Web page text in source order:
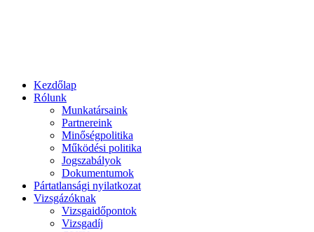
Kezdőlap
Rólunk
Munkatársaink
Partnereink
Minőségpolitika
Működési politika
Jogszabályok
Dokumentumok
Pártatlansági nyilatkozat
Vizsgázóknak
Vizsgaidőpontok
Vizsgadíj